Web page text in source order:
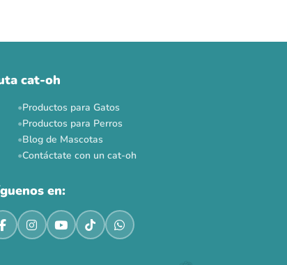
cat-oh
Productos para Gatos
Productos para Perros
Blog de Mascotas
Contáctate con un cat-oh
en: